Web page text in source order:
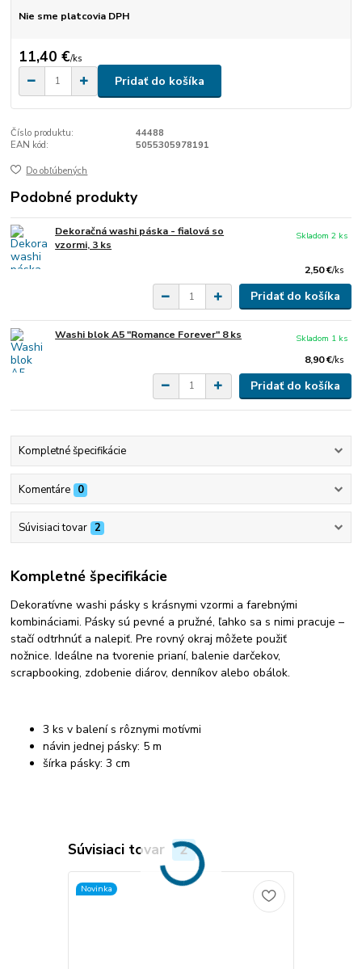
Nie sme platcovia DPH
11,40 €/ks
Pridať do košíka
Číslo produktu:
44488
EAN kód:
5055305978191
Do obľúbených
Podobné produkty
Dekoračná washi páska - fialová so
vzormi, 3 ks
2,50 €/ks
Skladom 2 ks
Pridať do košíka
Washi blok A5 "Romance Forever" 8 ks
8,90 €/ks
Skladom 1 ks
Pridať do košíka
Kompletné špecifikácie
Komentáre 0
Súvisiaci tovar 2
Kompletné špecifikácie
Dekoratívne washi pásky s krásnymi vzormi a farebnými
kombináciami. Pásky sú pevné a pružné, ľahko sa s nimi pracuje –
stačí odtrhnúť a nalepiť. Pre rovný okraj môžete použiť
nožnice. Ideálne na tvorenie prianí, balenie darčekov,
scrapbooking, zdobenie diárov, denníkov alebo obálok.
3 ks v balení s rôznymi motívmi
návin jednej pásky: 5 m
šírka pásky: 3 cm
Súvisiaci tovar 2
Novinka